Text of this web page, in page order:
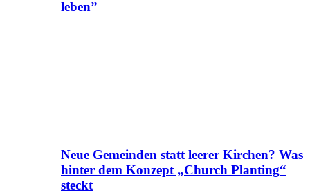
leben”
Neue Gemeinden statt leerer Kirchen? Was
hinter dem Konzept „Church Planting“
steckt